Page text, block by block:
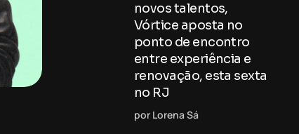
novos talentos,
Vórtice aposta no
ponto de encontro
entre experiência e
renovação, esta sexta
no RJ
por Lorena Sá